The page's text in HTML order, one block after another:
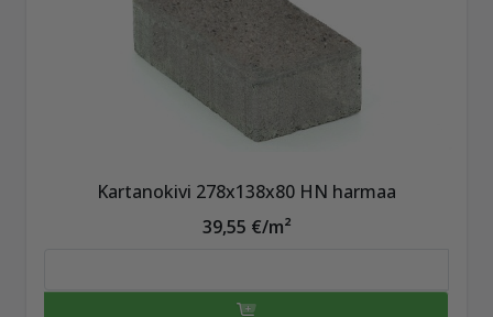
Kartanokivi 278x138x80 HN harmaa
39,55 €/m²